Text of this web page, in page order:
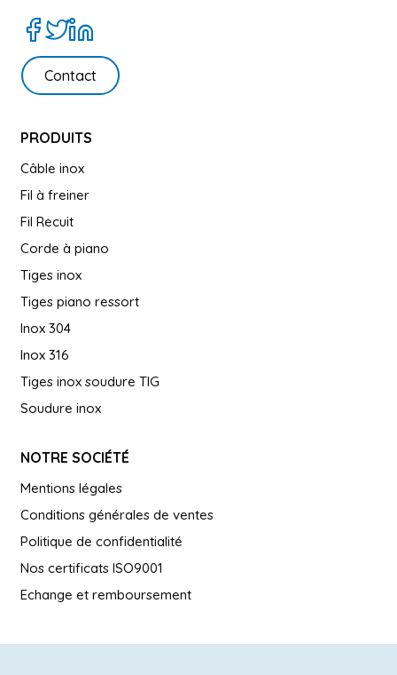
Contact
PRODUITS
Câble inox
Fil à freiner
Fil Recuit
Corde à piano
Tiges inox
Tiges piano ressort
Inox 304
Inox 316
Tiges inox soudure TIG
Soudure inox
NOTRE SOCIÉTÉ
Mentions légales
Conditions générales de ventes
Politique de confidentialité
Nos certificats ISO9001
Echange et remboursement